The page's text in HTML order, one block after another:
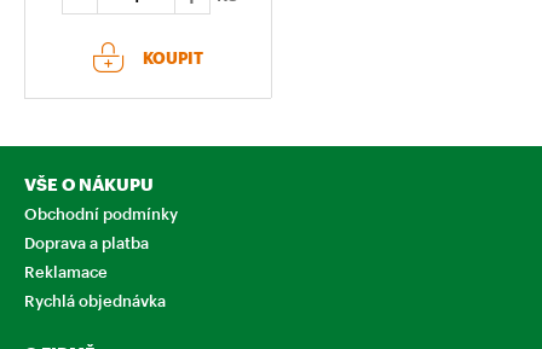
KOUPIT
VŠE O NÁKUPU
Obchodní podmínky
Doprava a platba
Reklamace
Rychlá objednávka